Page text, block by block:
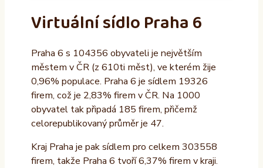
Virtuální sídlo Praha 6
Praha 6 s 104356 obyvateli je největším
městem v ČR (z 610ti měst), ve kterém žije
0,96% populace. Praha 6 je sídlem 19326
firem, což je 2,83% firem v ČR. Na 1000
obyvatel tak připadá 185 firem, přičemž
celorepublikovaný průměr je 47.
Kraj Praha je pak sídlem pro celkem 303558
firem, takže Praha 6 tvoří 6,37% firem v kraji.